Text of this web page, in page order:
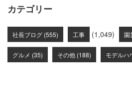
カテゴリー
社長ブログ (555) 工事 (1,049) 園
グルメ (35) その他 (188) モデルハ